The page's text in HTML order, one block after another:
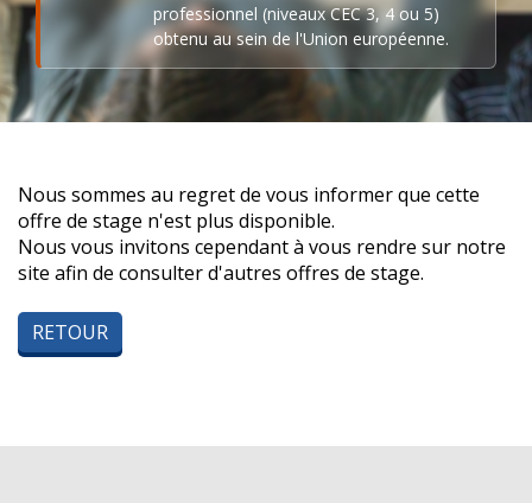
professionnel (niveaux CEC 3, 4 ou 5)
obtenu au sein de l'Union européenne.
Nous sommes au regret de vous informer que cette
offre de stage n'est plus disponible.
Nous vous invitons cependant à vous rendre sur notre
site afin de consulter d'autres offres de stage.
RETOUR